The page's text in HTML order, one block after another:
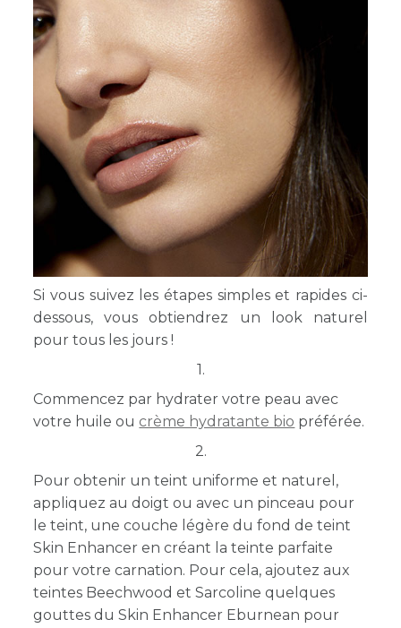
Si vous suivez les étapes simples et rapides ci-
dessous, vous obtiendrez un look naturel
pour tous les jours !
1.
Commencez par hydrater votre peau avec
votre huile ou crème hydratante bio préférée.
2.
Pour obtenir un teint uniforme et naturel,
appliquez au doigt ou avec un pinceau pour
le teint, une couche légère du fond de teint
Skin Enhancer en créant la teinte parfaite
pour votre carnation. Pour cela, ajoutez aux
teintes Beechwood et Sarcoline quelques
gouttes du Skin Enhancer Eburnean pour